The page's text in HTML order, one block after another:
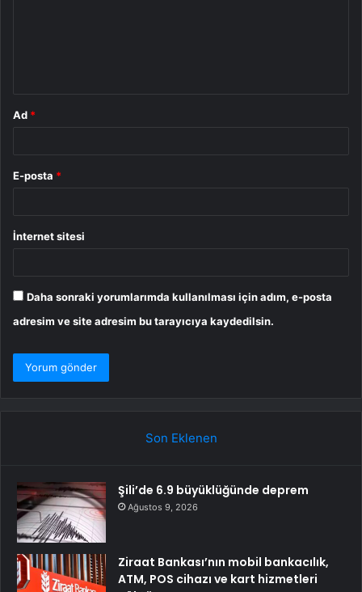
Ad *
E-posta *
İnternet sitesi
Daha sonraki yorumlarımda kullanılması için adım, e-posta
adresim ve site adresim bu tarayıcıya kaydedilsin.
Son Eklenen
Şili’de 6.9 büyüklüğünde deprem
Ağustos 9, 2026
Ziraat Bankası’nın mobil bankacılık,
ATM, POS cihazı ve kart hizmetleri